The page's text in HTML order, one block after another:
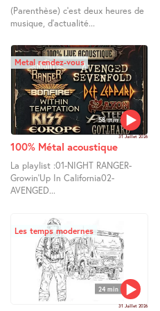
(Parenthèse) c’est deux heures de
musique, d’actualité...
58 min
Metal rendez-vous
31 Juillet 2026
100% Métal acoustique
La playlist :01-NIGHT RANGER-
Growin’Up In California02-
AVENGED...
24 min
Les temps modernes
31 Juillet 2026